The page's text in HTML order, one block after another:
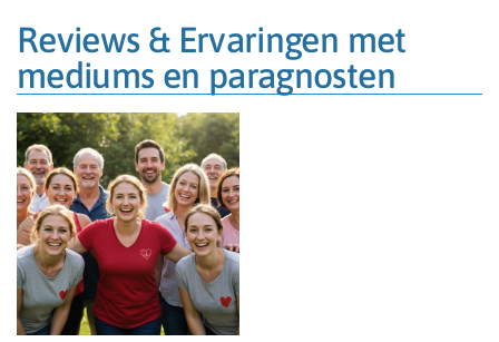
Reviews & Ervaringen met
mediums en paragnosten